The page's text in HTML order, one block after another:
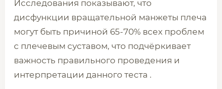
Исследования показывают, что
дисфункции вращательной манжеты плеча
могут быть причиной 65-70% всех проблем
с плечевым суставом, что подчёркивает
важность правильного проведения и
интерпретации данного теста .